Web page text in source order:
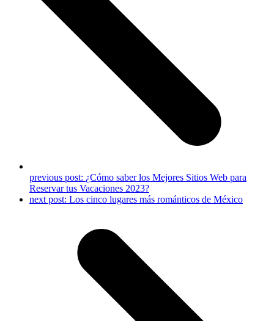
previous post: ¿Cómo saber los Mejores Sitios Web para
Reservar tus Vacaciones 2023?
next post: Los cinco lugares más románticos de México